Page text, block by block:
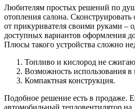
Любителям простых решений по
отопления салона.
от прикуривателя своими руками –
доступных вариантов оформления
Плюсы такого устройства сложно
Топливо и кислород не
Возможность использования
Компактная конструкция.
Подобное решение есть в продаже.